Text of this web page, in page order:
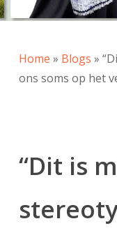
Home » Blogs »
ons soms op het
“Dit is